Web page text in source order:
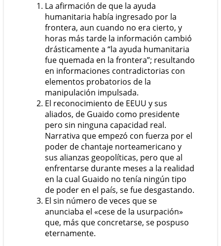
La afirmación de que la ayuda
humanitaria había ingresado por la
frontera, aun cuando no era cierto, y
horas más tarde la información cambió
drásticamente a “la ayuda humanitaria
fue quemada en la frontera”; resultando
en informaciones contradictorias con
elementos probatorios de la
manipulación impulsada.
El reconocimiento de EEUU y sus
aliados, de Guaido como presidente
pero sin ninguna capacidad real.
Narrativa que empezó con fuerza por el
poder de chantaje norteamericano y
sus alianzas geopolíticas, pero que al
enfrentarse durante meses a la realidad
en la cual Guaido no tenía ningún tipo
de poder en el país, se fue desgastando.
El sin número de veces que se
anunciaba el «cese de la usurpación»
que, más que concretarse, se pospuso
eternamente.